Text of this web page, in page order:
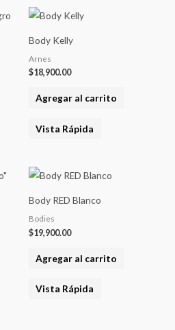
Body Kelly
Arnes
$18,900.00
Agregar al carrito
Vista Rápida
Body RED Blanco
Bodies
$19,900.00
Agregar al carrito
Vista Rápida